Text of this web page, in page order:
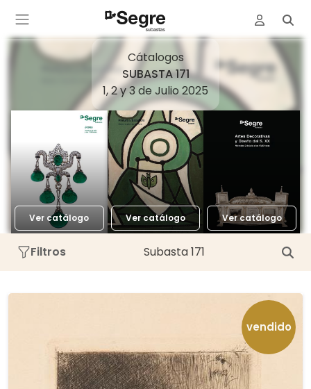
Cátalogos
SUBASTA 171
1, 2 y 3 de Julio 2025
Ver catálogo Ver catálogo Ver catálogo
Filtros Subasta 171
vendido